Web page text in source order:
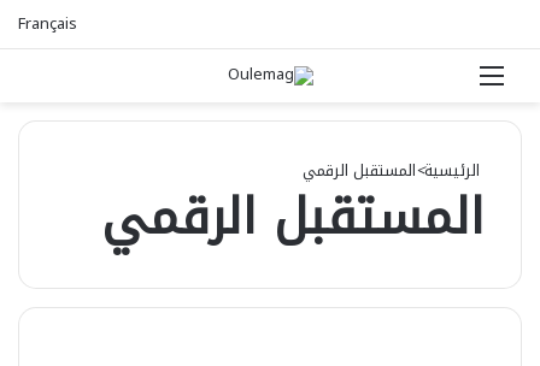
الرئيسية>المستقبل الرقمي
المستقبل الرقمي